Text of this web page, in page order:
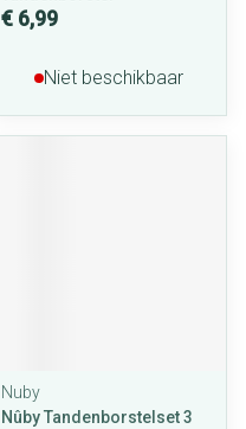
€ 6,99
Niet beschikbaar
Nuby
Nûby Tandenborstelset 3